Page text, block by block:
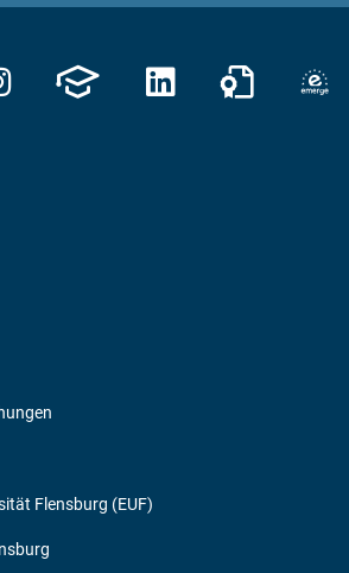
Flensburg (EUF)